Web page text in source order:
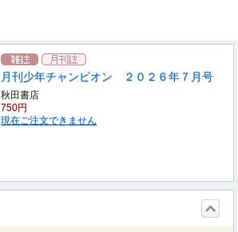
月刊少年チャンピオン ２０２６年７月号
秋田書店
750円
現在ご注文できません